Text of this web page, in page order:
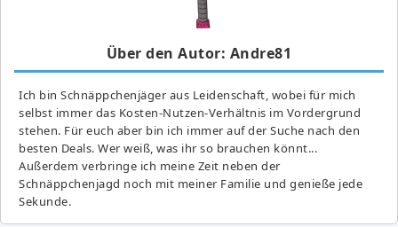
Über den Autor: Andre81
Ich bin Schnäppchenjäger aus Leidenschaft, wobei für mich
selbst immer das Kosten-Nutzen-Verhältnis im Vordergrund
stehen. Für euch aber bin ich immer auf der Suche nach den
besten Deals. Wer weiß, was ihr so brauchen könnt...
Außerdem verbringe ich meine Zeit neben der
Schnäppchenjagd noch mit meiner Familie und genieße jede
Sekunde.